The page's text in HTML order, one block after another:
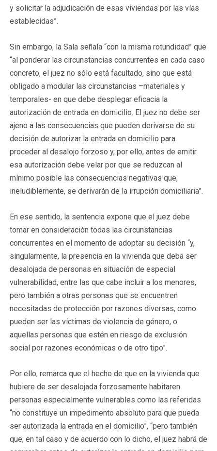
y solicitar la adjudicación de esas viviendas por las vías
establecidas”.
Sin embargo, la Sala señala “con la misma rotundidad” que
“al ponderar las circunstancias concurrentes en cada caso
concreto, el juez no sólo está facultado, sino que está
obligado a modular las circunstancias –materiales y
temporales- en que debe desplegar eficacia la
autorización de entrada en domicilio. El juez no debe ser
ajeno a las consecuencias que pueden derivarse de su
decisión de autorizar la entrada en domicilio para
proceder al desalojo forzoso y, por ello, antes de emitir
esa autorización debe velar por que se reduzcan al
mínimo posible las consecuencias negativas que,
ineludiblemente, se derivarán de la irrupción domiciliaria”.
En ese sentido, la sentencia expone que el juez debe
tomar en consideración todas las circunstancias
concurrentes en el momento de adoptar su decisión “y,
singularmente, la presencia en la vivienda que deba ser
desalojada de personas en situación de especial
vulnerabilidad, entre las que cabe incluir a los menores,
pero también a otras personas que se encuentren
necesitadas de protección por razones diversas, como
pueden ser las víctimas de violencia de género, o
aquellas personas que estén en riesgo de exclusión
social por razones económicas o de otro tipo”.
Por ello, remarca que el hecho de que en la vivienda que
hubiere de ser desalojada forzosamente habitaren
personas especialmente vulnerables como las referidas
“no constituye un impedimento absoluto para que pueda
ser autorizada la entrada en el domicilio”, “pero también
que, en tal caso y de acuerdo con lo dicho, el juez habrá de